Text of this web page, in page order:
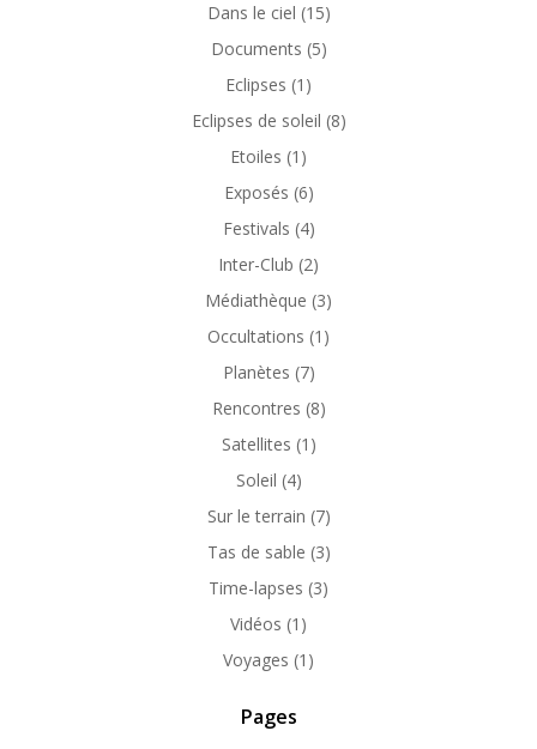
Dans le ciel (15)
Documents (5)
Eclipses (1)
Eclipses de soleil (8)
Etoiles (1)
Exposés (6)
Festivals (4)
Inter-Club (2)
Médiathèque (3)
Occultations (1)
Planètes (7)
Rencontres (8)
Satellites (1)
Soleil (4)
Sur le terrain (7)
Tas de sable (3)
Time-lapses (3)
Vidéos (1)
Voyages (1)
Pages